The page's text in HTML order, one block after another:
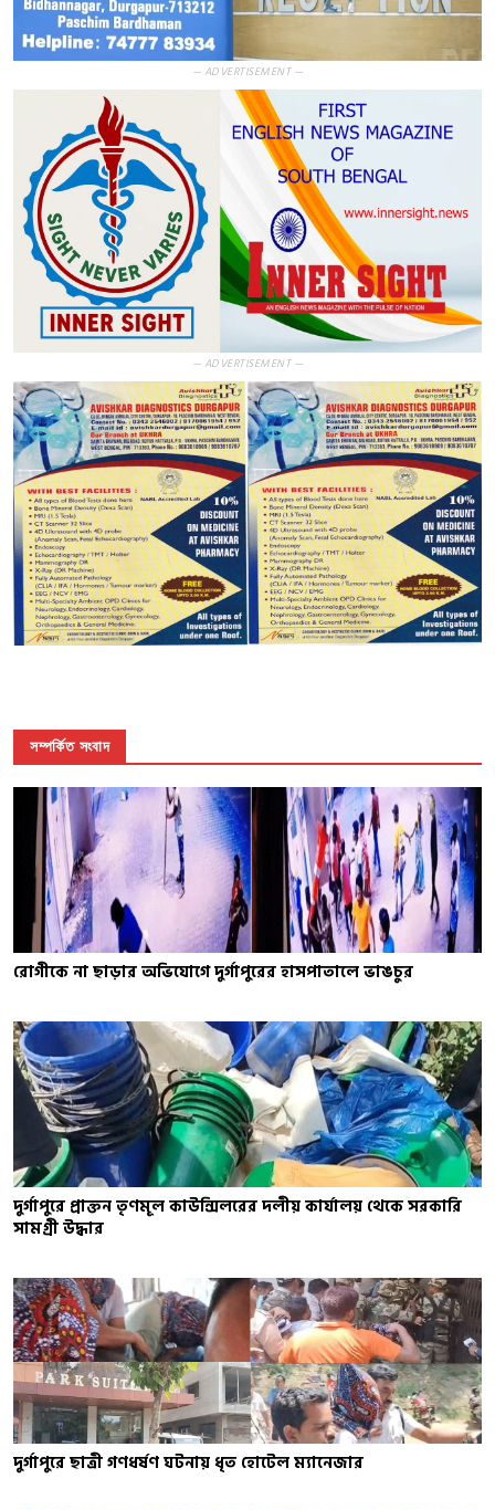
— ADVERTISEMENT —
— ADVERTISEMENT —
সম্পর্কিত সংবাদ
রোগীকে না ছাড়ার অভিযোগে দুর্গাপুরের হাসপাতালে ভাঙচুর
দুর্গাপুরে প্রাক্তন তৃণমূল কাউন্সিলরের দলীয় কার্যালয় থেকে সরকারি
সামগ্রী উদ্ধার
দুর্গাপুরে ছাত্রী গণধর্ষণ ঘটনায় ধৃত হোটেল ম্যানেজার